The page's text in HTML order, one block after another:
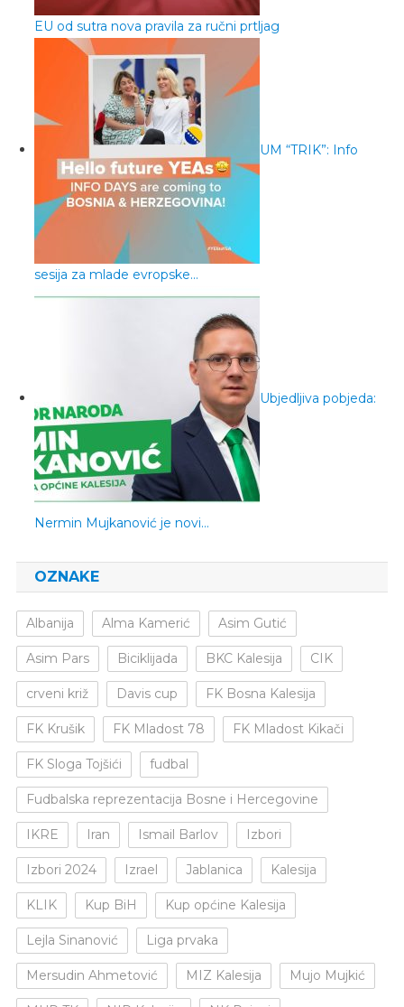
EU od sutra nova pravila za ručni prtljag
UM “TRIK”: Info
sesija za mlade evropske…
Ubjedljiva pobjeda:
Nermin Mujkanović je novi…
OZNAKE
Albanija Alma Kamerić Asim Gutić
Asim Pars Biciklijada BKC Kalesija CIK
crveni križ Davis cup FK Bosna Kalesija
FK Krušik FK Mladost 78 FK Mladost Kikači
FK Sloga Tojšići fudbal
Fudbalska reprezentacija Bosne i Hercegovine
IKRE Iran Ismail Barlov Izbori
Izbori 2024 Izrael Jablanica Kalesija
KLIK Kup BiH Kup općine Kalesija
Lejla Sinanović Liga prvaka
Mersudin Ahmetović MIZ Kalesija Mujo Mujkić